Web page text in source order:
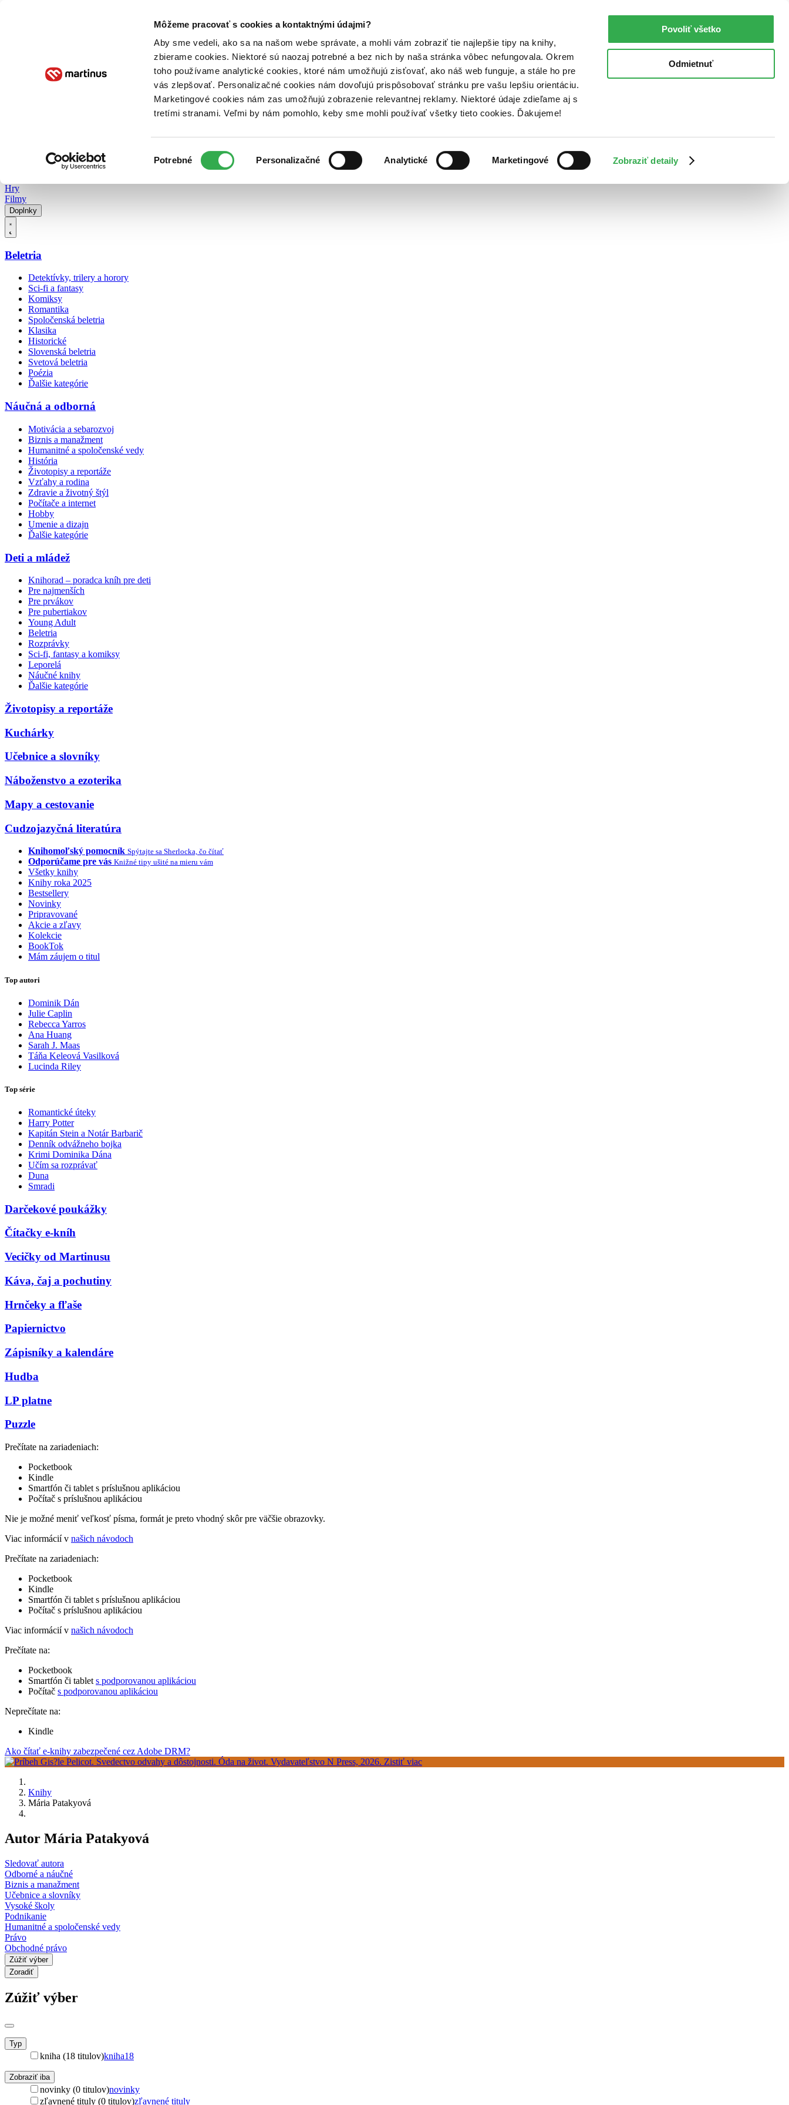
Môžeme pracovať s cookies a kontaktnými údajmi?
Aby sme vedeli, ako sa na našom webe správate, a mohli vám zobraziť tie najlepšie tipy na knihy,
zbierame cookies. Niektoré sú naozaj potrebné a bez nich by naša stránka vôbec nefungovala. Okrem
toho používame analytické cookies, ktoré nám umožňujú zisťovať, ako náš web funguje, a stále ho pre
vás zlepšovať. Personalizačné cookies nám dovoľujú prispôsobovať stránku pre vašu lepšiu orientáciu.
Marketingové cookies nám zas umožňujú zobrazenie relevantnej reklamy. Niektoré údaje zdieľame aj s
tretími stranami. Veľmi by nám pomohlo, keby sme mohli používať všetky tieto cookies. Ďakujeme!
súhlasu
Potrebné Personalizačné Analytické Marketingové Zobraziť detaily
Povoliť všetko
Odmietnuť
Poukážky Kontakt
Hry
Filmy
Doplnky
Beletria
Detektívky, trilery a horory
Sci-fi a fantasy
Komiksy
Romantika
Spoločenská beletria
Klasika
Historické
Slovenská beletria
Svetová beletria
Poézia
Ďalšie kategórie
Náučná a odborná
Motivácia a sebarozvoj
Biznis a manažment
Humanitné a spoločenské vedy
História
Životopisy a reportáže
Vzťahy a rodina
Zdravie a životný štýl
Počítače a internet
Hobby
Umenie a dizajn
Ďalšie kategórie
Deti a mládež
Knihorad – poradca kníh pre deti
Pre najmenších
Pre prvákov
Pre pubertiakov
Young Adult
Beletria
Rozprávky
Sci-fi, fantasy a komiksy
Leporelá
Náučné knihy
Ďalšie kategórie
Životopisy a reportáže
Kuchárky
Učebnice a slovníky
Náboženstvo a ezoterika
Mapy a cestovanie
Cudzojazyčná literatúra
Knihomoľský pomocník Spýtajte sa Sherlocka, čo čítať
Odporúčame pre vás Knižné tipy ušité na mieru vám
Všetky knihy
Knihy roka 2025
Bestsellery
Novinky
Pripravované
Akcie a zľavy
Kolekcie
BookTok
Mám záujem o titul
Top autori
Dominik Dán
Julie Caplin
Rebecca Yarros
Ana Huang
Sarah J. Maas
Táňa Keleová Vasilková
Lucinda Riley
Top série
Romantické úteky
Harry Potter
Kapitán Stein a Notár Barbarič
Denník odvážneho bojka
Krimi Dominika Dána
Učím sa rozprávať
Duna
Smradi
Darčekové poukážky
Čítačky e-kníh
Vecičky od Martinusu
Káva, čaj a pochutiny
Hrnčeky a fľaše
Papiernictvo
Zápisníky a kalendáre
Hudba
LP platne
Puzzle
Prečítate na zariadeniach:
Pocketbook
Kindle
Smartfón či tablet s príslušnou aplikáciou
Počítač s príslušnou aplikáciou
Nie je možné meniť veľkosť písma, formát je preto vhodný skôr pre väčšie obrazovky.
Viac informácií v našich návodoch
Prečítate na zariadeniach:
Pocketbook
Kindle
Smartfón či tablet s príslušnou aplikáciou
Počítač s príslušnou aplikáciou
Viac informácií v našich návodoch
Prečítate na:
Pocketbook
Smartfón či tablet s podporovanou aplikáciou
Počítač s podporovanou aplikáciou
Neprečítate na:
Kindle
Ako čítať e-knihy zabezpečené cez Adobe DRM?
Knihy
Mária Patakyová
Autor Mária Patakyová
Sledovať autora
Odborné a náučné
Biznis a manažment
Učebnice a slovníky
Vysoké školy
Podnikanie
Humanitné a spoločenské vedy
Právo
Obchodné právo
Zúžiť výber
Zoradiť
Zúžiť výber
Typ
kniha (18 titulov)kniha18
Zobraziť iba
novinky (0 titulov)novinky
zľavnené tituly (0 titulov)zľavnené tituly